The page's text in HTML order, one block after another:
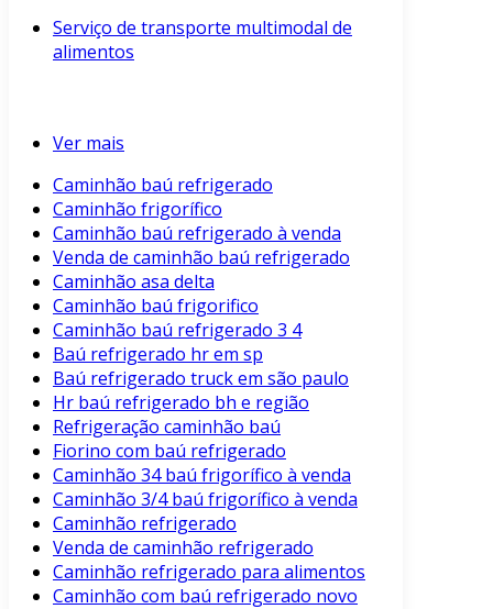
Serviço de transporte multimodal de
alimentos
Ver mais
Caminhão baú refrigerado
Caminhão frigorífico
Caminhão baú refrigerado à venda
Venda de caminhão baú refrigerado
Caminhão asa delta
Caminhão baú frigorifico
Caminhão baú refrigerado 3 4
Baú refrigerado hr em sp
Baú refrigerado truck em são paulo
Hr baú refrigerado bh e região
Refrigeração caminhão baú
Fiorino com baú refrigerado
Caminhão 34 baú frigorífico à venda
Caminhão 3/4 baú frigorífico à venda
Caminhão refrigerado
Venda de caminhão refrigerado
Caminhão refrigerado para alimentos
Caminhão com baú refrigerado novo